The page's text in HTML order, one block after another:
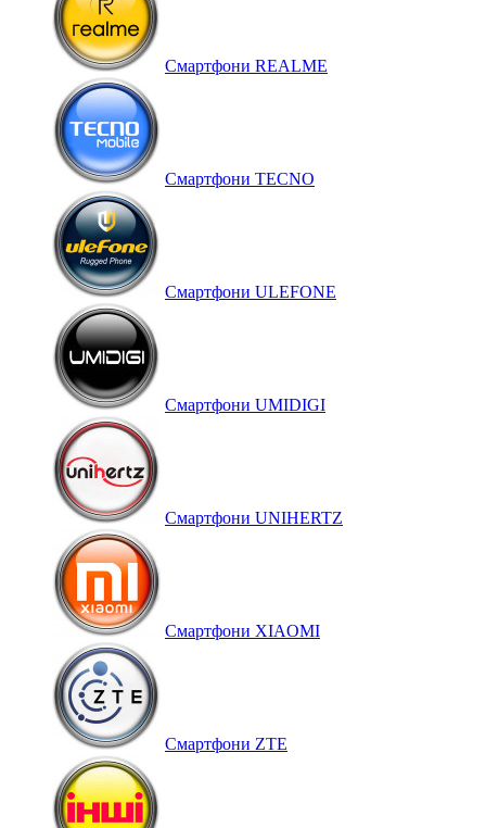
Смартфони REALME
Смартфони TECNO
Смартфони ULEFONE
Смартфони UMIDIGI
Смартфони UNIHERTZ
Смартфони XIAOMI
Смартфони ZTE